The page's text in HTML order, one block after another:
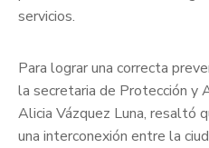
servicios.
Para lograr una correcta
la secretaria de Protección y
Alicia Vázquez Luna, resaltó
una interconexión entre la